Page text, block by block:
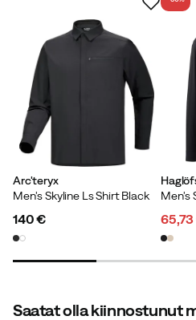
Sisältää kierrätysmateriaaleja
Oma merkintämme tuotteille,
50% kierrätysmateriaaleja.
Arc'teryx
Men's Skyline Ls Shirt Black
price
140 €
Men's
original
Saatat olla kiinnostunut